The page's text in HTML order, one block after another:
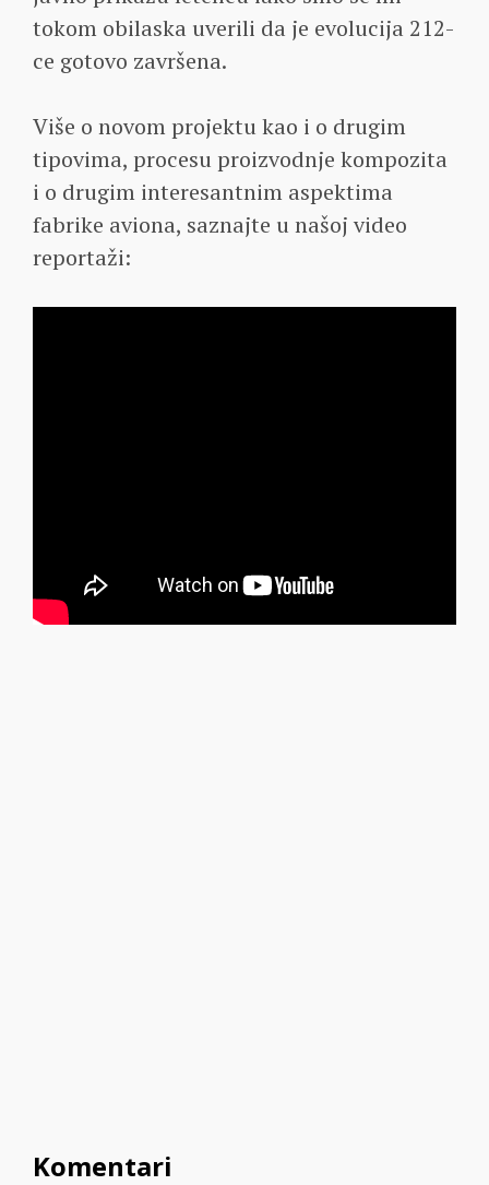
tokom obilaska uverili da je evolucija 212-
ce gotovo završena.
Više o novom projektu kao i o drugim
tipovima, procesu proizvodnje kompozita
i o drugim interesantnim aspektima
fabrike aviona, saznajte u našoj video
reportaži:
Komentari